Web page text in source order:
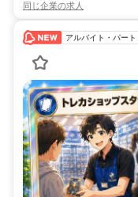
同じ企業の求人
アルバイト・パート